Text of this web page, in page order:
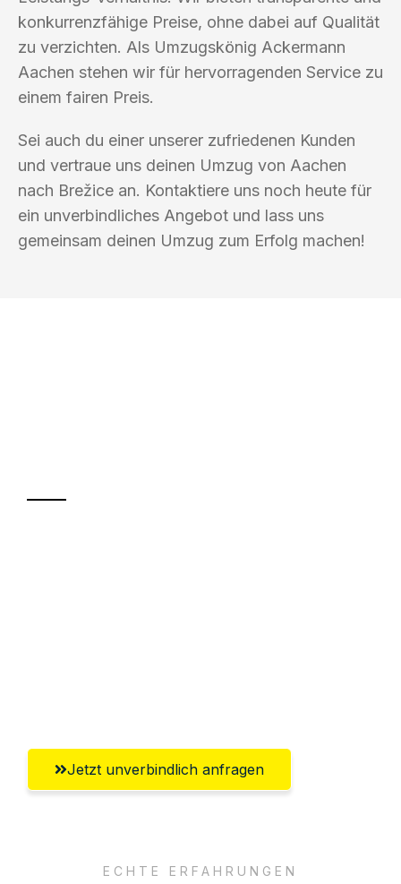
konkurrenzfähige Preise, ohne dabei auf Qualität
zu verzichten. Als Umzugskönig Ackermann
Aachen stehen wir für hervorragenden Service zu
einem fairen Preis.
Sei auch du einer unserer zufriedenen Kunden
und vertraue uns deinen Umzug von Aachen
nach Brežice an. Kontaktiere uns noch heute für
ein unverbindliches Angebot und lass uns
gemeinsam deinen Umzug zum Erfolg machen!
Jetzt unverbindlich anfragen
ECHTE ERFAHRUNGEN